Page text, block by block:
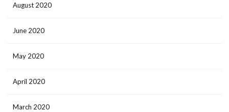
August 2020
June 2020
May 2020
April 2020
March 2020